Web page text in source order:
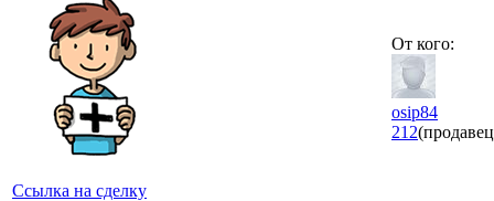
Ссылка на сделку
От кого:
osip84
212